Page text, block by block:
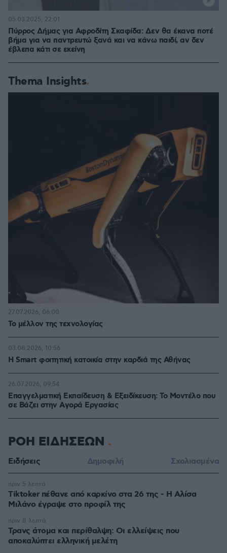
Πύρρος Δήμας για Αφροδίτη Σκαφίδα: Δεν θα έκανα ποτέ
βήμα για να παντρευτώ ξανά και να κάνω παιδί, αν δεν
έβλεπα κάτι σε εκείνη
05.03.2025, 22:01
Thema Insights
Το μέλλον της τεχνολογίας
27.07.2026, 06:00
Η Smart φοιτητική κατοικία στην καρδιά της Αθήνας
03.08.2026, 10:56
Επαγγελματική Εκπαίδευση & Εξειδίκευση: Το Mοντέλο που
σε Bάζει στην Aγορά Eργασίας
26.07.2026, 09:54
ΡΟΗ ΕΙΔΗΣΕΩΝ
Ειδήσεις Δημοφιλή Σχολιασμένα
Tiktoker πέθανε από καρκίνο στα 26 της - Η Αλίσα
Μιλάνο έγραψε στο προφίλ της
πριν 5 λεπτά
Τρανς άτομα και περίθαλψη: Οι ελλείψεις που
αποκαλύπτει ελληνική μελέτη
πριν 8 λεπτά